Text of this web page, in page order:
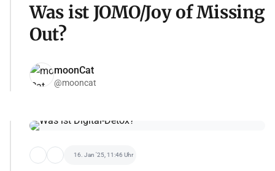
Was ist JOMO/Joy of Missing
Out?
moonCat
@mooncat
16. Jan '25, 11:46 Uhr